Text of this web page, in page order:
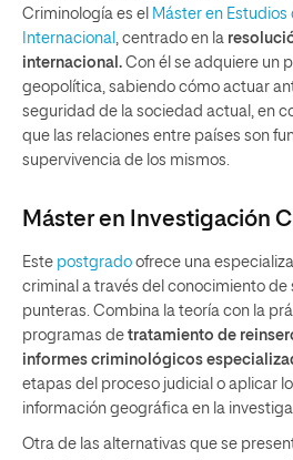
Criminología es el Máster en Estudios
Internacional , centrado en la
internacional. Con él se adquiere un
geopolítica, sabiendo cómo actuar
seguridad de la sociedad actual, en
que las relaciones entre países son
supervivencia de los mismos.
Máster en Investigación
Este postgrado ofrece una
criminal a través del conocimiento de
punteras. Combina la teoría con la
programas de tratamiento de
informes criminológicos
etapas del proceso judicial o aplicar
información geográfica en la
Otra de las alternativas que se